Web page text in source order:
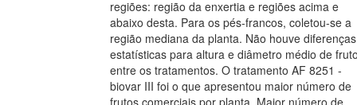
regiões: região da enxertia e regiões acima e
abaixo desta. Para os pés-francos, coletou-se a
região mediana da planta. Não houve diferenças
estatísticas para altura e diâmetro médio de
entre os tratamentos. O tratamento AF 8251 -
biovar III foi o que apresentou maior número de
frutos comerciais por planta. Maior número de